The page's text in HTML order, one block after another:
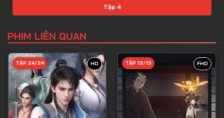
Tập 4
Tập 6
Tập 7
Tập 8
Tập 9
Tập 10
PHIM LIÊN QUAN
HD
TẬP 24/24 FHD
TẬP 13/13